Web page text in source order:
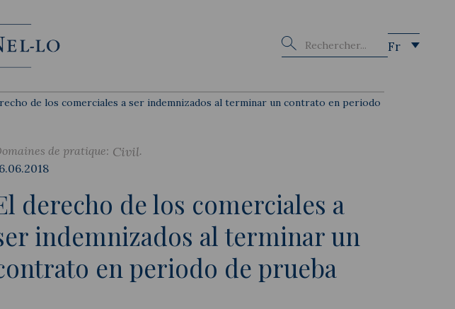
Buscar Fr
de los comerciales a ser indemnizados al terminar un contrato en periodo
de pratique: Civil
derecho de los comerciales a
indemnizados al terminar un
en periodo de prueba